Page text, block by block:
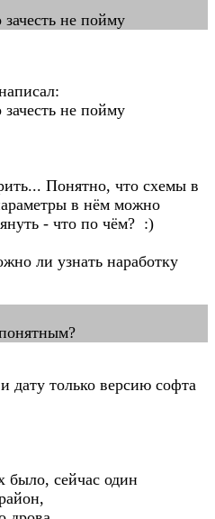
не пойму
не пойму
Понятно, что схемы в
в нём можно
- что по чём? :)
ли узнать наработку
дату только версию софта
было, сейчас один